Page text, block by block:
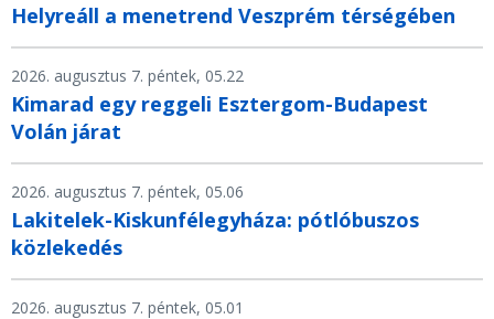
Helyreáll a menetrend Veszprém térségében
2026. augusztus 7. péntek, 05.22
Kimarad egy reggeli Esztergom-Budapest
Volán járat
2026. augusztus 7. péntek, 05.06
Lakitelek-Kiskunfélegyháza: pótlóbuszos
közlekedés
2026. augusztus 7. péntek, 05.01